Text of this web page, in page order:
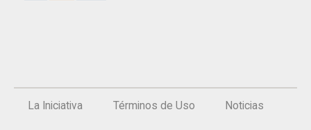
La Iniciativa Términos de Uso Noticias